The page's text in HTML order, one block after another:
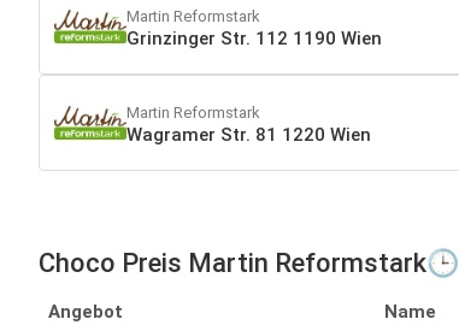
Martin Reformstark
Grinzinger Str. 112 1190 Wien
Martin Reformstark
Wagramer Str. 81 1220 Wien
Choco Preis Martin Reformstark🕒
Angebot Name